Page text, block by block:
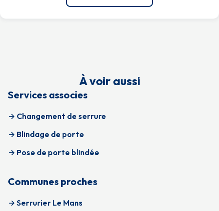
À voir aussi
Services associes
→ Changement de serrure
→ Blindage de porte
→ Pose de porte blindée
Communes proches
→ Serrurier Le Mans